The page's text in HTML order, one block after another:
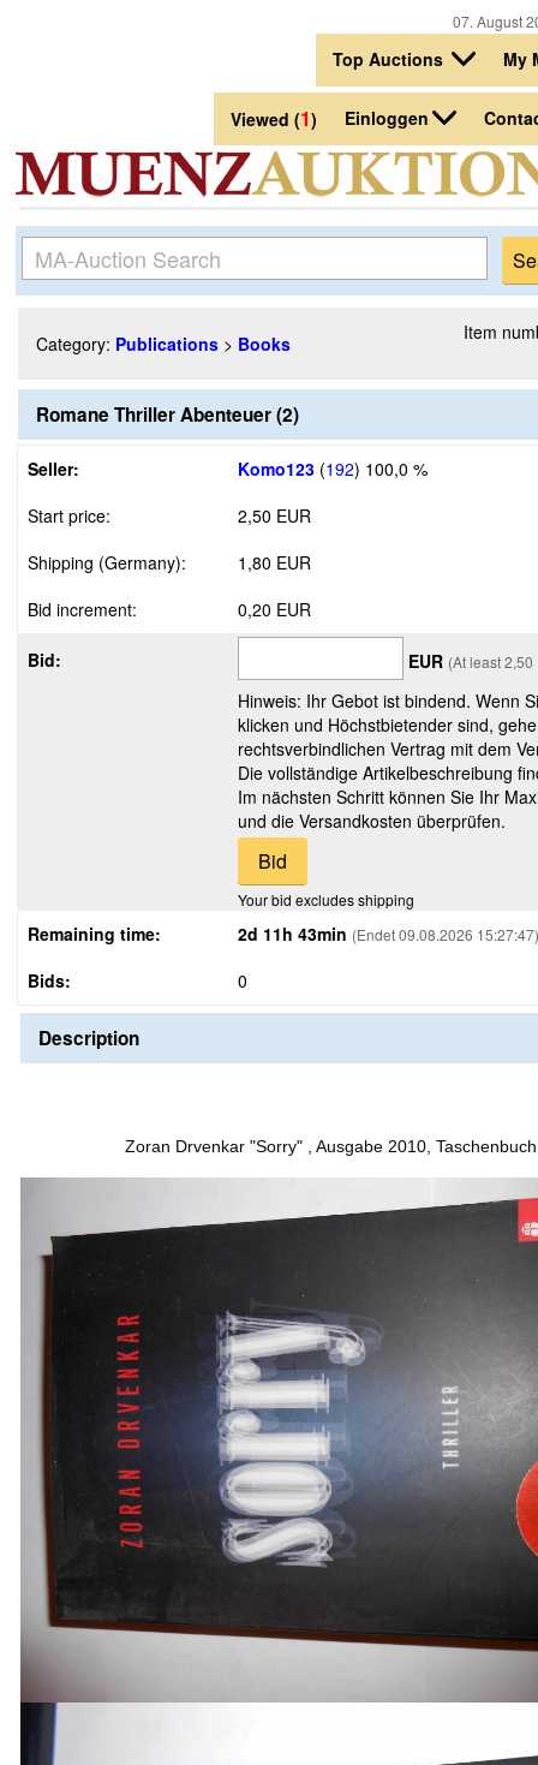
07. August
Top Auctions My
Viewed (1) Einloggen
Category: Publications > Books Item
Romane Thriller Abenteuer (2)
Seller: Komo123 (192) 100,0 %
Start price:
2,50 EUR
Shipping (Germany):
1,80 EUR
Bid increment:
0,20 EUR
Bid: EUR (At least 2,50
Hinweis: Ihr Gebot ist bindend. Wenn
klicken und Höchstbietender sind,
rechtsverbindlichen Vertrag mit dem
Die vollständige Artikelbeschreibung
Im nächsten Schritt können Sie Ihr
und die Versandkosten überprüfen.
Your bid excludes shipping
Remaining time: 2d 11h 43min (Endet 09.08.2026 15:27:47)
Bids: 0
Description
Zoran Drvenkar "Sorry" , Ausgabe 2010,